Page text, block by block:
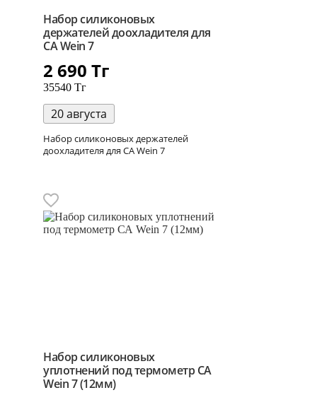
Набор силиконовых
держателей доохладителя для
СА Wein 7
2 690 Тг
35540 Тг
20 августа
Набор силиконовых держателей
доохладителя для СА Wein 7
Набор силиконовых
уплотнений под термометр СА
Wein 7 (12мм)